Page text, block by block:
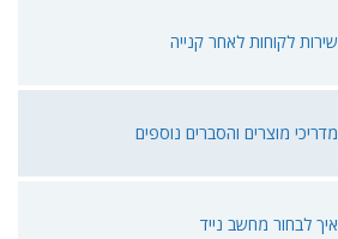
שירות לקוחות לאחר קנייה
מדריכי מוצרים והסברים נוספים
איך לבחור מחשב נייד